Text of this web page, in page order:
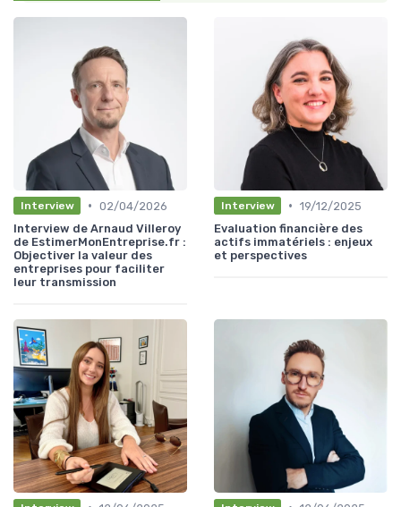
Interview • 02/04/2026
Interview de Arnaud Villeroy
de EstimerMonEntreprise.fr :
Objectiver la valeur des
entreprises pour faciliter
leur transmission
Interview • 19/12/2025
Evaluation financière des
actifs immatériels : enjeux
et perspectives